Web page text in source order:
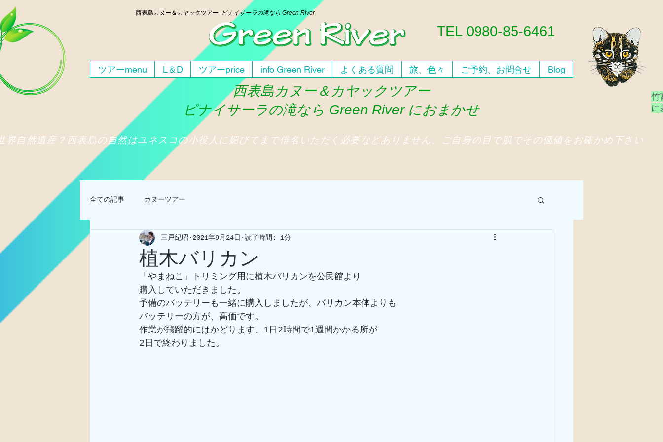
​TEL 0980-85-6461
西表島カヌー＆カヤックツアー ピナイサーラの滝なら Green River
ツアーmenu L＆D ツアーprice info Green River よくある質問 旅、色々 ご予約、お問合せ Blog
西表島カヌー＆カヤックツアー
ピナイサーラの滝なら Green River におまかせ
竹
に
界自然遺産？西表島の自然はユネスコの小役人に媚びてまで俳名いただく必要などありません、ご自身の目で肌でその価値をお確かめ下さい
全ての記事 カヌーツアー
植木バリカン
三戸紀昭 2021年9月24日 読了時間: 1分
「やまねこ」トリミング用に植木バリカンを公民館より
購入していただきました。
予備のバッテリーも一緒に購入しましたが、バリカン本体よりも
バッテリーの方が、高価です。
作業が飛躍的にはかどります、1日2時間で1週間かかる所が
2日で終わりました。